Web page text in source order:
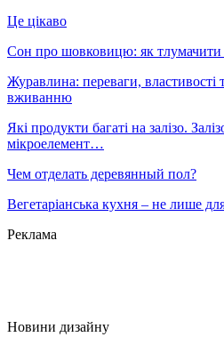
Це цікаво
Сон про шовковицю: як тлумачити
Журавлина: переваги, властивості
вживанню
Які продукти багаті на залізо.
мікроелемент…
Чем отделать деревянный пол?
Вегетаріанська кухня – не лише
Реклама
Новини дизайну